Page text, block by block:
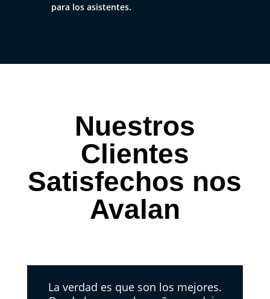
para los asistentes.
Nuestros
Clientes
Satisfechos nos
Avalan
La verdad es que son los mejores.